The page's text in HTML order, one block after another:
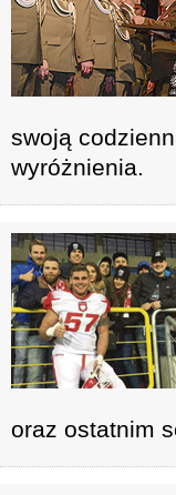
swoją
wyróżnienia.
oraz ostatnim